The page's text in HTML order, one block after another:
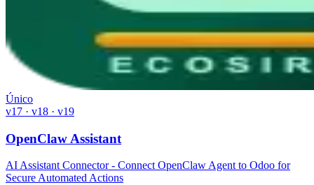
Único
v17 · v18 · v19
OpenClaw Assistant
AI Assistant Connector - Connect OpenClaw Agent to Odoo for
Secure Automated Actions